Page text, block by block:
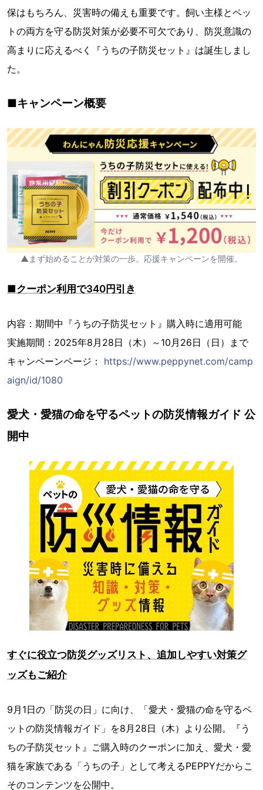
保はもちろん、災害時の備えも重要です。飼い主様とペッ
トの両方を守る防災対策が必要不可欠であり、防災意識の
高まりに応えるべく『うちの子防災セット』は誕生しまし
た。
■キャンペーン概要
▲まず始めることが対策の一歩。応援キャンペーンを開催。
■クーポン利用で340円引き
内容：期間中『うちの子防災セット』購入時に適用可能
実施期間：2025年8月28日（木）～10月26日（日）まで
キャンペーンページ： https://www.peppynet.com/camp
aign/id/1080
愛犬・愛猫の命を守るペットの防災情報ガイド 公
開中
すぐに役立つ防災グッズリスト、追加しやすい対策グ
ッズもご紹介
9月1日の「防災の日」に向け、「愛犬・愛猫の命を守るペ
ットの防災情報ガイド」を8月28日（木）より公開。『う
ちの子防災セット』ご購入時のクーポンに加え、愛犬・愛
猫を家族である「うちの子」として考えるPEPPYだからこ
そのコンテンツを公開中。